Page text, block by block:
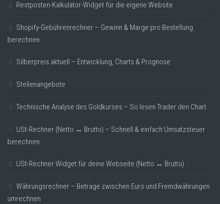
Restposten-Kalkulator-Widget für die eigene Website
Shopify-Gebührenrechner – Gewinn & Marge pro Bestellung
berechnen
Silberpreis aktuell – Entwicklung, Charts & Prognose
Stellenangebote
Technische Analyse des Goldkurses – So lesen Trader den Chart
USt-Rechner (Netto ↔ Brutto) – Schnell & einfach Umsatzsteuer
berechnen
USt-Rechner Widget für deine Webseite (Netto ↔ Brutto)
Währungsrechner – Beträge zwischen Euro und Fremdwährungen
umrechnen